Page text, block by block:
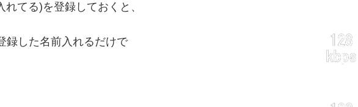
てる)を登録しておくと、
録した名前入れるだけで